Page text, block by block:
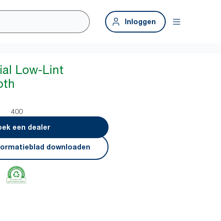
Inloggen
Low-Lint
400
een dealer
downloaden